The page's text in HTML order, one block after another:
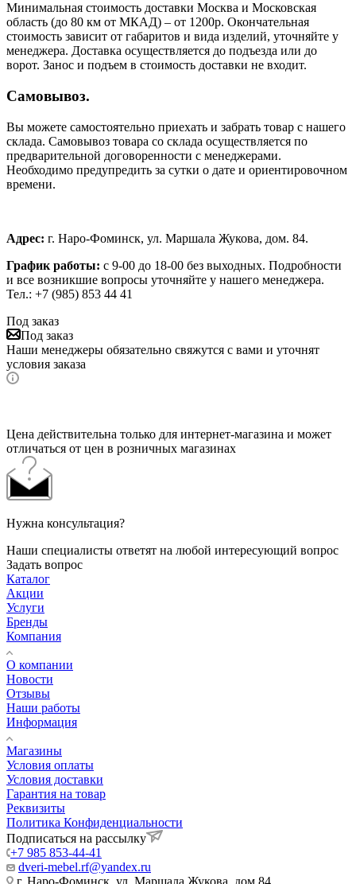
Минимальная стоимость доставки Москва и Московская
область (до 80 км от МКАД) – от 1200р. Окончательная
стоимость зависит от габаритов и вида изделий, уточняйте у
менеджера. Доставка осуществляется до подъезда или до
ворот. Занос и подъем в стоимость доставки не входит.
Самовывоз.
Вы можете самостоятельно приехать и забрать товар с нашего
склада. Самовывоз товара со склада осуществляется по
предварительной договоренности с менеджерами.
Необходимо предупредить за сутки о дате и ориентировочном
времени.
Адрес: г. Наро-Фоминск, ул. Маршала Жукова, дом. 84.
График работы: с 9-00 до 18-00 без выходных. Подробности
и все возникшие вопросы уточняйте у нашего менеджера.
Тел.: +7 (985) 853 44 41
Под заказ
Под заказ
Наши менеджеры обязательно свяжутся с вами и уточнят
условия заказа
Цена действительна только для интернет-магазина и может
отличаться от цен в розничных магазинах
Нужна консультация?
Наши специалисты ответят на любой интересующий вопрос
Задать вопрос
Каталог
Акции
Услуги
Бренды
Компания
О компании
Новости
Отзывы
Наши работы
Информация
Магазины
Условия оплаты
Условия доставки
Гарантия на товар
Реквизиты
Политика Конфиденциальности
Подписаться на рассылку
+7 985 853-44-41
dveri-mebel.rf@yandex.ru
г. Наро-Фоминск, ул. Маршала Жукова, дом 84